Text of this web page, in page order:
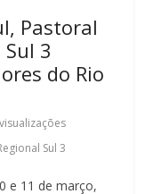
Pastoral
3
do Rio
Sul 3
e 11 de março,